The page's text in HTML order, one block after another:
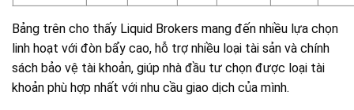
Bảng trên cho thấy Liquid Brokers mang đến nhiều lựa chọn
linh hoạt với đòn bẩy cao, hỗ trợ nhiều loại tài sản và chính
sách bảo vệ tài khoản, giúp nhà đầu tư chọn được loại tài
khoản phù hợp nhất với nhu cầu giao dịch của mình.